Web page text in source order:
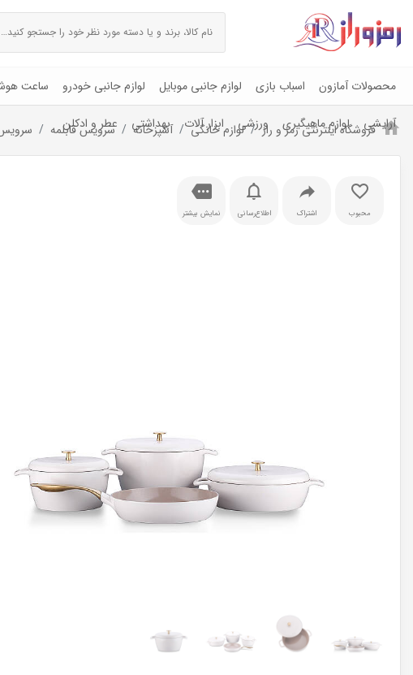
محصولات آمازون اسباب بازی لوازم جانبی موبایل لوازم جانبی خودرو ساعت
آرایشی لوازم ماهیگیری ورزشی ابزار آلات بهداشتی عطر و ادکلن فروشگاه اینترنتی رمز و راز لوازم خانگی آشپزخانه سرویس قابلمه
محبوب اشتراک اطلاع‌رسانی نمایش بیشتر